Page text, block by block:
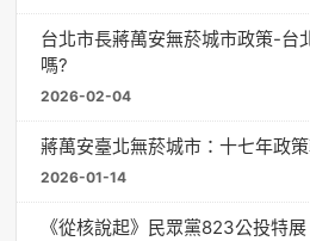
台北市長蔣萬安無菸城市政策-台
嗎?
2026-02-04
蔣萬安臺北無菸城市：十七年政
2026-01-14
《從核說起》民眾黨823公投特